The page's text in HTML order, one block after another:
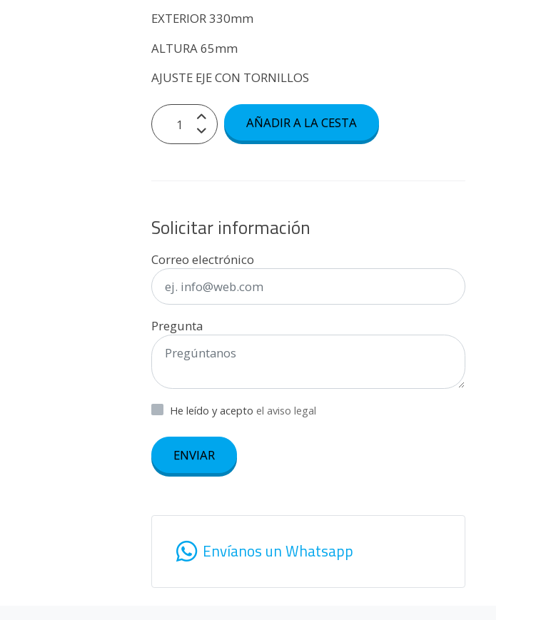
EXTERIOR 330mm
ALTURA 65mm
AJUSTE EJE CON TORNILLOS
AÑADIR A LA CESTA
Solicitar información
Correo electrónico
Pregunta
He leído y acepto el aviso legal
ENVIAR
Envíanos un Whatsapp